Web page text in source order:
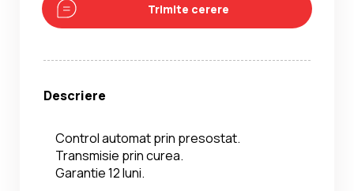
Trimite cerere
Descriere
Control automat prin presostat.
Transmisie prin curea.
Garantie 12 luni.